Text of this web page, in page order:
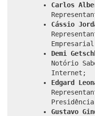
Carlos
Cássio
Demi
Notório
Internet;
Edgard
Gustavo